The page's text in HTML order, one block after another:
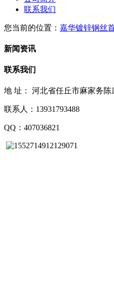
联系我们
您当前的位置： 嘉华镀锌钢丝
新闻资讯
联系我们
地 址： 河北省任丘市麻家务陈
联系人： 13931793488
QQ： 407036821